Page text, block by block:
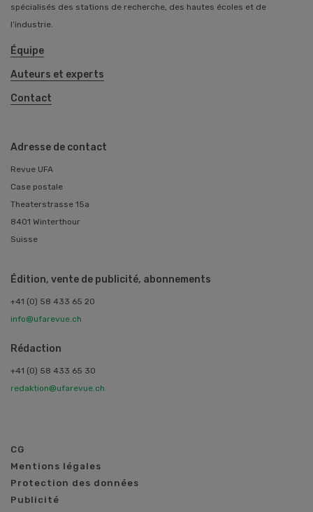
spécialisés des stations de recherche, des hautes écoles et de
l’industrie.
Équipe
Auteurs et experts
Contact
Adresse de contact
Revue UFA
Case postale
Theaterstrasse 15a
8401 Winterthour
Suisse
Édition, vente de publicité, abonnements
+41 (0) 58 433 65 20
info@ufarevue.ch
Rédaction
+41 (0) 58 433 65 30
redaktion@ufarevue.ch
CG
Mentions légales
Protection des données
Publicité